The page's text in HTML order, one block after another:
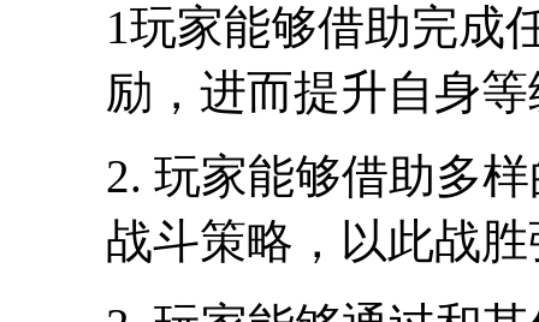
1玩家能够借助完成
励，进而提升自身
2. 玩家能够借助多
战斗策略，以此战